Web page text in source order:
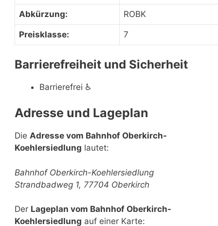
Abkürzung: ROBK
Preisklasse: 7
Barrierefreiheit und Sicherheit
Barrierefrei ♿
Adresse und Lageplan
Die Adresse vom Bahnhof Oberkirch-
Koehlersiedlung lautet:
Bahnhof Oberkirch-Koehlersiedlung
Strandbadweg 1, 77704 Oberkirch
Der Lageplan vom Bahnhof Oberkirch-
Koehlersiedlung auf einer Karte: